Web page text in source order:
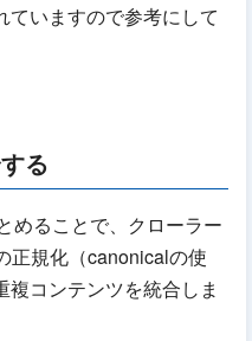
ていますので参考にして
る
めることで、クローラー
正規化（canonicalの使
コンテンツを統合しま